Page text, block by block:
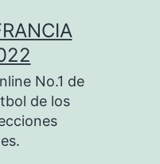
No.1 de
de los